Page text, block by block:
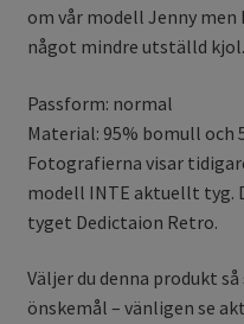
om vår modell Jenny men
något mindre utställd kjol.
Passform: normal
Material: 95% bomull och
Fotografierna visar
modell INTE aktuellt tyg.
tyget Dedictaion Retro.
Väljer du denna produkt
önskemål – vänligen se